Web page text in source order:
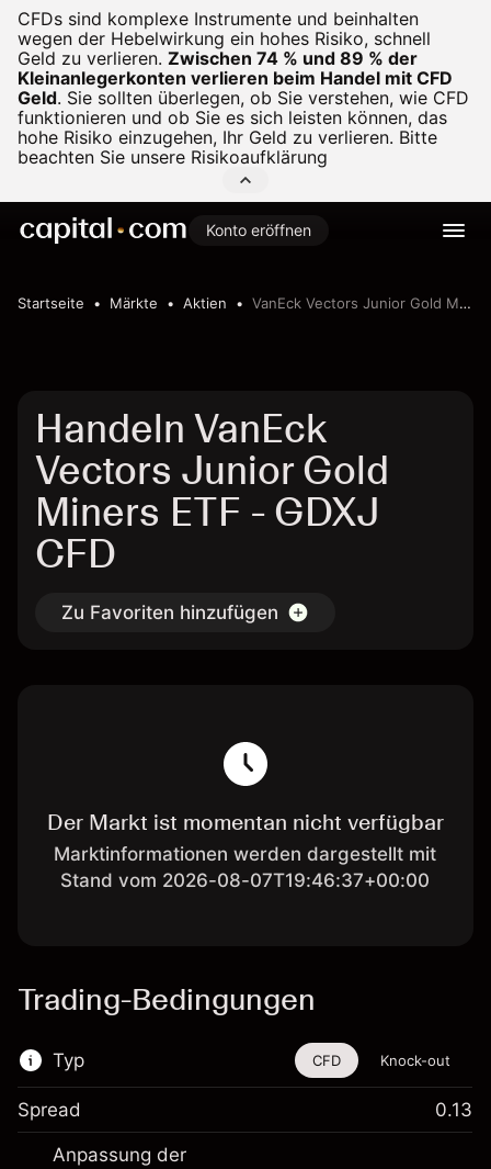
CFDs sind komplexe Instrumente und beinhalten
wegen der Hebelwirkung ein hohes Risiko, schnell
Geld zu verlieren. Zwischen 74 % und 89 % der
Kleinanlegerkonten verlieren beim Handel mit CFD
Geld. Sie sollten überlegen, ob Sie verstehen, wie CFD
funktionieren und ob Sie es sich leisten können, das
hohe Risiko einzugehen, Ihr Geld zu verlieren. Bitte
beachten Sie unsere Risikoaufklärung
Konto eröffnen
Startseite Märkte Aktien VanEck Vectors Junior Gold Miners ETF
Handeln VanEck
Vectors Junior Gold
Miners ETF - GDXJ
CFD
Zu Favoriten hinzufügen
Der Markt ist momentan nicht verfügbar
Marktinformationen werden dargestellt mit
Stand vom 2026-08-07T19:46:37+00:00
Trading-Bedingungen
Typ
Dieses Finanzinstrument steht für das Traden
über CFDs und Knock-outs zur Verfügung.
CFD Knock-out
Spread 0.13
Anpassung der